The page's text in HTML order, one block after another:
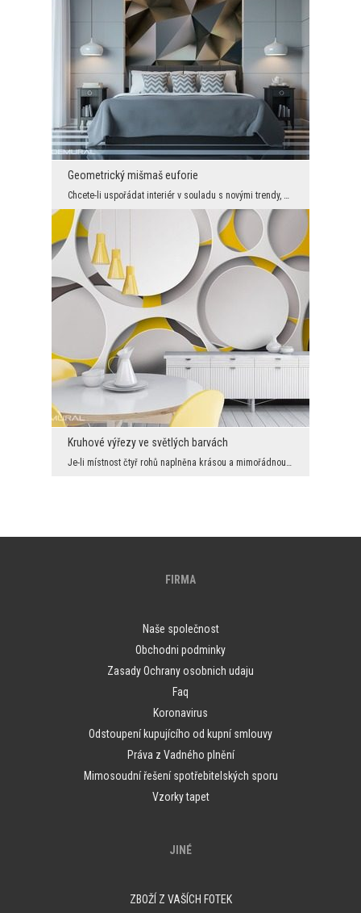
Geometrický mišmaš euforie
Chcete-li uspořádat interiér v souladu s novými trendy, bude se určitě hodit fototapeta s geometr...
Kruhové výřezy ve světlých barvách
Je-li místnost čtyř rohů naplněna krásou a mimořádnou energií, bude se fototapeta s tématem ováln...
FIRMA
Naše společnost
Obchodni podminky
Zasady Ochrany osobnich udaju
Faq
Koronavirus
Odstoupení kupujícího od kupní smlouvy
Práva z Vadného plnění
Mimosoudní řešení spotřebitelských sporu
Vzorky tapet
JINÉ
ZBOŽÍ Z VAŠÍCH FOTEK